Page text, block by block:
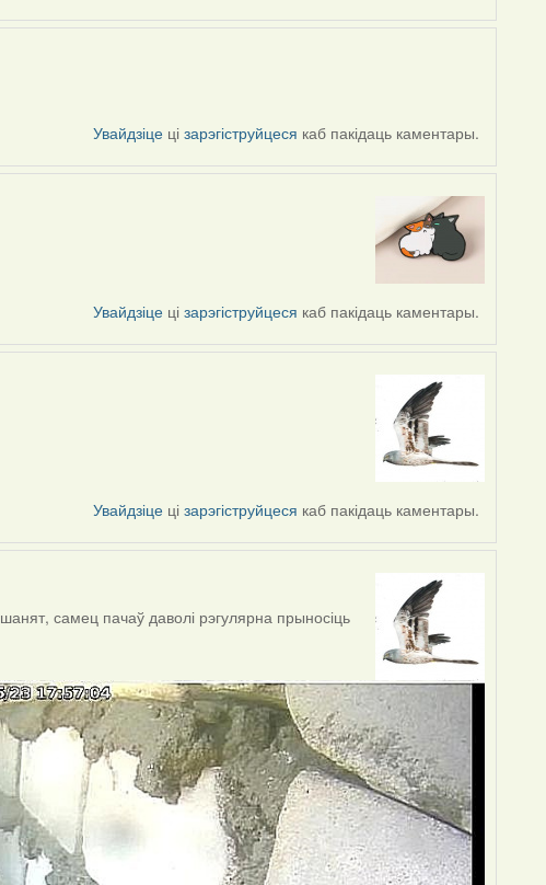
Увайдзіце цізарэгіструйцеся каб пакідаць каментары.
Увайдзіце цізарэгіструйцеся каб пакідаць каментары.
Увайдзіце цізарэгіструйцеся каб пакідаць каментары.
самец пачаў даволі рэгулярна прыносіць